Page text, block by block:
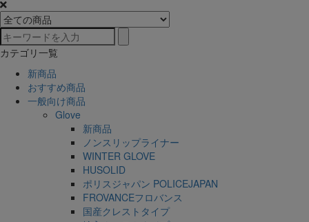
カテゴリ一覧
新商品
おすすめ商品
一般向け商品
Glove
新商品
ノンスリップライナー
WINTER GLOVE
HUSOLID
ポリスジャパン POLICEJAPAN
FROVANCEフロバンス
国産クレストタイプ